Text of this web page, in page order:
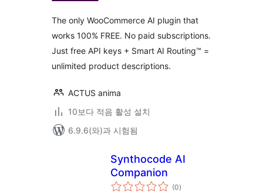
The only WooCommerce AI plugin that
works 100% FREE. No paid subscriptions.
Just free API keys + Smart AI Routing™ =
unlimited product descriptions.
ACTUS anima
10보다 적음 활성 설치
6.9.6(와)과 시험됨
Synthocode AI
Companion
(0전
체)